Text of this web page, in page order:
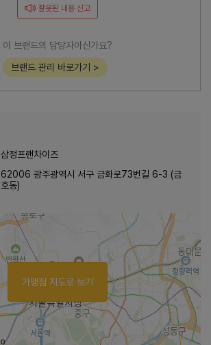
잘못된 내용 신고
이 브랜드의 담당자이신가요?
브랜드 관리 바로가기 >
삼정프랜차이즈
62006 광주광역시 서구 금화로73번길 6-3 (금
호동)
가맹점 지도로 보기